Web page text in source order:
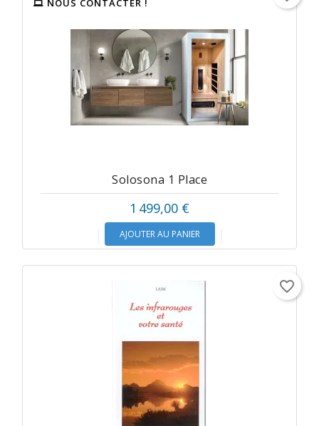
NOUS CONTACTER !
Solosona 1 Place
1 499,00 €
AJOUTER AU PANIER
favorite_border